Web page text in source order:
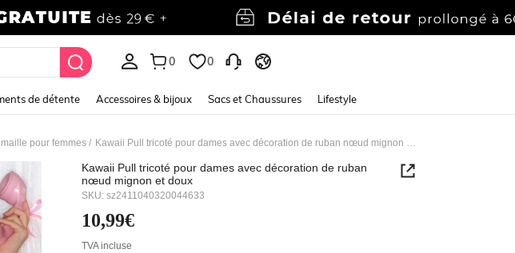
0
de détente Accessoires & bijoux Sacs et Chaussures Lifestyle
pour femmes / Kawaii Pull tricoté pour dames avec décoration de ruban nœud mignon et doux
Kawaii Pull tricoté pour dames avec décoration de ruban
nœud mignon et doux
SKU: sz2411040320044633
10,99€
TVA incluse